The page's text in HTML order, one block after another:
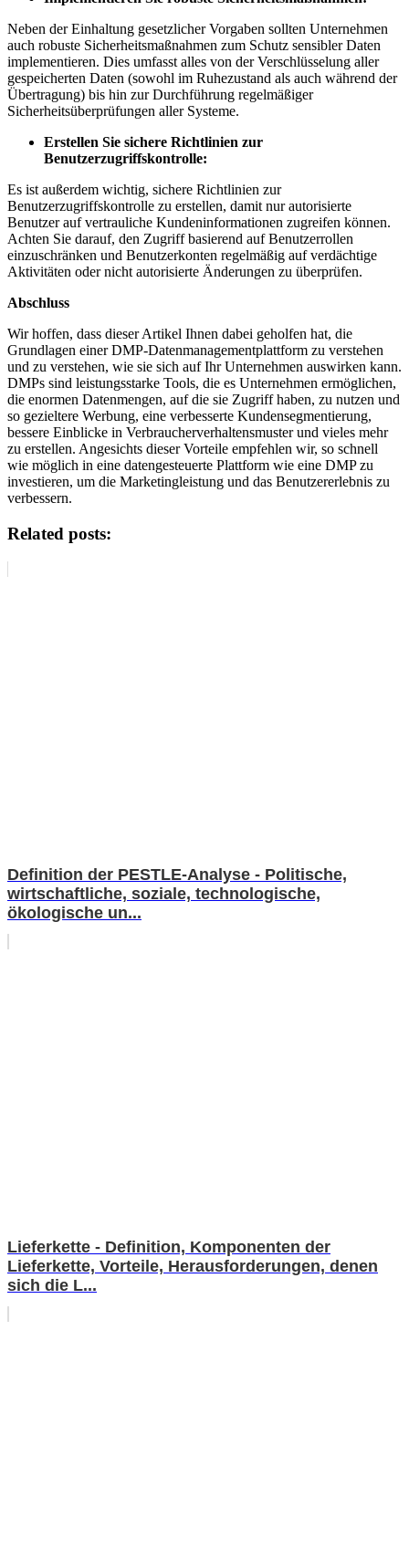
Neben der Einhaltung gesetzlicher Vorgaben sollten Unternehmen
auch robuste Sicherheitsmaßnahmen zum Schutz sensibler Daten
implementieren. Dies umfasst alles von der Verschlüsselung aller
gespeicherten Daten (sowohl im Ruhezustand als auch während der
Übertragung) bis hin zur Durchführung regelmäßiger
Sicherheitsüberprüfungen aller Systeme.
Erstellen Sie sichere Richtlinien zur
Benutzerzugriffskontrolle:
Es ist außerdem wichtig, sichere Richtlinien zur
Benutzerzugriffskontrolle zu erstellen, damit nur autorisierte
Benutzer auf vertrauliche Kundeninformationen zugreifen können.
Achten Sie darauf, den Zugriff basierend auf Benutzerrollen
einzuschränken und Benutzerkonten regelmäßig auf verdächtige
Aktivitäten oder nicht autorisierte Änderungen zu überprüfen.
Abschluss
Wir hoffen, dass dieser Artikel Ihnen dabei geholfen hat, die
Grundlagen einer DMP-Datenmanagementplattform zu verstehen
und zu verstehen, wie sie sich auf Ihr Unternehmen auswirken kann.
DMPs sind leistungsstarke Tools, die es Unternehmen ermöglichen,
die enormen Datenmengen, auf die sie Zugriff haben, zu nutzen und
so gezieltere Werbung, eine verbesserte Kundensegmentierung,
bessere Einblicke in Verbraucherverhaltensmuster und vieles mehr
zu erstellen. Angesichts dieser Vorteile empfehlen wir, so schnell
wie möglich in eine datengesteuerte Plattform wie eine DMP zu
investieren, um die Marketingleistung und das Benutzererlebnis zu
verbessern.
Related posts:
Definition der PESTLE-Analyse - Politische,
wirtschaftliche, soziale, technologische,
ökologische un...
Lieferkette - Definition, Komponenten der
Lieferkette, Vorteile, Herausforderungen, denen
sich die L...